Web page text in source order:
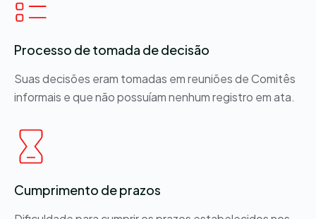
Processo de tomada de decisão
Suas decisões eram tomadas em reuniões de Comitês
informais e que não possuíam nenhum registro em ata.
Cumprimento de prazos